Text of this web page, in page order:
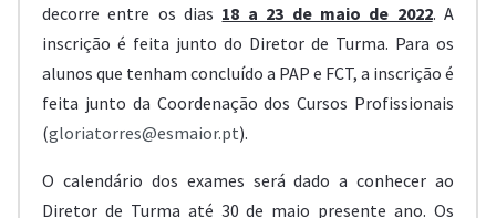
decorre entre os dias 18 a 23 de maio de 2022. A
inscrição é feita junto do Diretor de Turma. Para os
alunos que tenham concluído a PAP e FCT, a inscrição é
feita junto da Coordenação dos Cursos Profissionais
(gloriatorres@esmaior.pt).
O calendário dos exames será dado a conhecer ao
Diretor de Turma até 30 de maio presente ano. Os